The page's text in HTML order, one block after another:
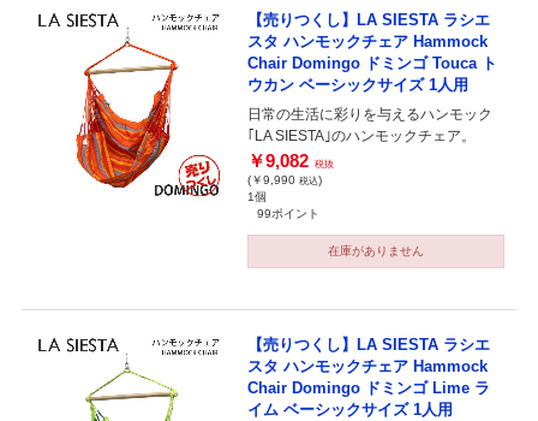
【売りつくし】LA SIESTA ラシエ
スタ ハンモックチェア Hammock
Chair Domingo ドミンゴ Touca ト
ウカン ベーシックサイズ 1人用
日常の生活に彩りを与えるハンモック
｢LA SIESTA｣のハンモックチェア。
￥9,082 税抜
(￥9,990 税込)
1個
99ポイント
在庫がありません
【売りつくし】LA SIESTA ラシエ
スタ ハンモックチェア Hammock
Chair Domingo ドミンゴ Lime ラ
イム ベーシックサイズ 1人用